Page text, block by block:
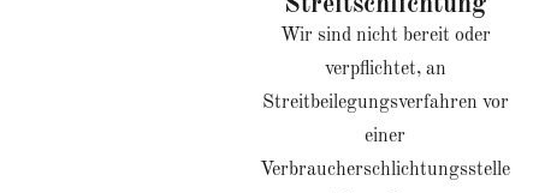
Wir sind nicht bereit oder
verpflichtet, an
Streitbeilegungsverfahren vor
einer
Verbraucherschlichtungsstelle